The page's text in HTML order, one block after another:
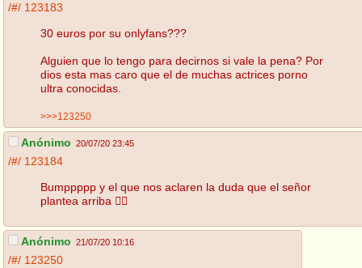
/#/ 123183
30 euros por su onlyfans???
Alguien que lo tengo para decirnos si vale la pena? Por
dios esta mas caro que el de muchas actrices porno
ultra conocidas.
>>>123250
Anónimo 20/07/20 23:45
/#/ 123184
Bumppppp y el que nos aclaren la duda que el señor
plantea arriba ☝🏻
Anónimo 21/07/20 10:16
/#/ 123250